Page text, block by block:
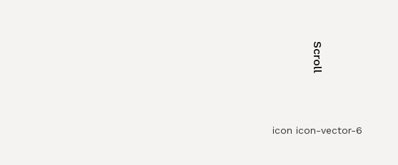
Scroll
icon icon-vector-6